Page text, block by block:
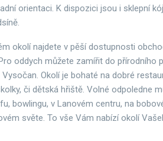
orientaci. K dispozici jsou i sklepní
okolí najdete v pěší dostupnosti
oddych můžete zamířit do přírodního
Vysočan. Okolí je bohaté na dobré
či dětská hřiště. Volné odpoledne
bowlingu, v Lanovém centru, na
světe. To vše Vám nabízí okolí